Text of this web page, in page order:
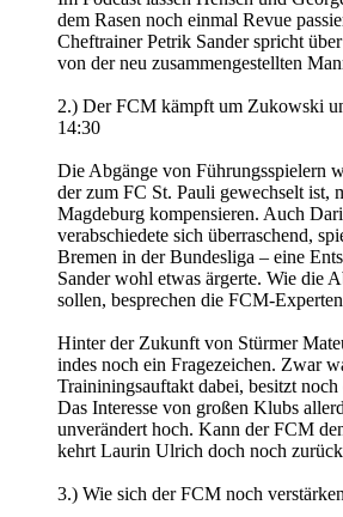
dem Rasen noch einmal Revue
Cheftrainer Petrik Sander spricht
von der neu zusammengestellten
2.) Der FCM kämpft um Zukowski
14:30
Die Abgänge von Führungsspielern
der zum FC St. Pauli gewechselt ist,
Magdeburg kompensieren. Auch
verabschiedete sich überraschend,
Bremen in der Bundesliga – eine
Sander wohl etwas ärgerte. Wie die
sollen, besprechen die FCM-
Hinter der Zukunft von Stürmer
indes noch ein Fragezeichen. Zwar
Traininingsauftakt dabei, besitzt
Das Interesse von großen Klubs
unverändert hoch. Kann der FCM
kehrt Laurin Ulrich doch noch
3.) Wie sich der FCM noch